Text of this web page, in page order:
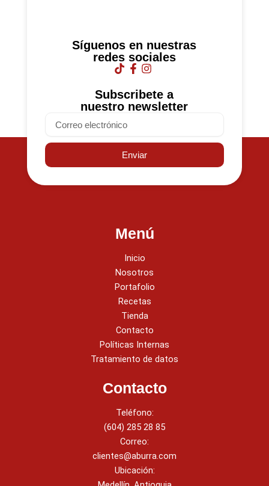
Síguenos en nuestras
redes sociales
Subscribete a
nuestro newsletter
Enviar
Menú
Inicio
Nosotros
Portafolio
Recetas
Tienda
Contacto
Políticas Internas
Tratamiento de datos
Contacto
Teléfono:
(604) 285 28 85
Correo:
clientes@aburra.com
Ubicación: